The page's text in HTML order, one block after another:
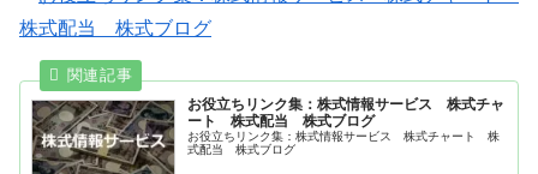
株式配当 株式ブログ
お役立ちリンク集：株式情報サービス 株式チャ
ート 株式配当 株式ブログ
お役立ちリンク集：株式情報サービス 株式チャート 株
式配当 株式ブログ